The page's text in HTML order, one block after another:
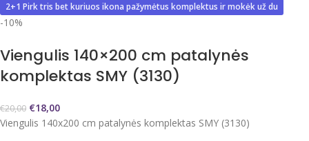
2+1 Pirk tris bet kuriuos ikona pažymėtus komplektus ir mokėk už du
-10%
Viengulis 140×200 cm patalynės
komplektas SMY (3130)
€20,00 €18,00
Viengulis 140x200 cm patalynės komplektas SMY (3130)